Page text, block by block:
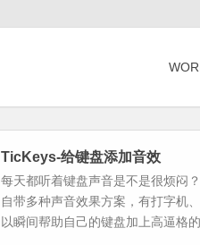
TicKeys-给键盘添加音效
每天都听着键盘声音是不是很烦闷
自带多种声音效果方案，有打字机
以瞬间帮助自己的键盘加上高逼格的